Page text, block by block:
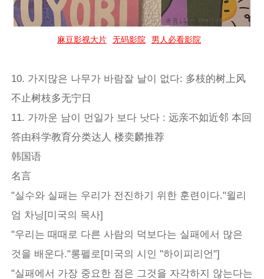
麻豆影视大片 无码影院 男人必看影院
10. 가지많은 나무가 바람잘 날이 없다: 多枝的树上风
不止树枝多无宁日
11. 가까운 남이 먼일가 보다 낫다 : 远亲不如近邻 本回
答由科学教育分类达人 楼奕麟推荐
韩国语
名言
"실수와 실패는 우리가 전진하기 위한 훈련이다."윌리
엄 차닝[미국의 목사]
"우리는 때때로 다른 사람의 덕보다는 실패에서 많은
것을 배운다."롱펠로[미국의 시인 "하이피리언"]
"실패에서 가장 중요한 점은 그것을 자각하지 않는다는